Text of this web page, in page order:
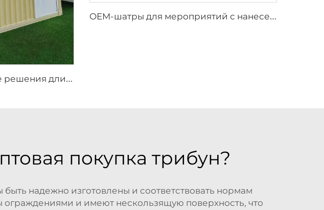
С
кладные контейнерные решения длиной 20 футов | Модульный прочный металлический дом для строительных офисов и промышленных складских проектов
O
EM-шатры для мероприятий с нанесением логотипа | Быстросборные модульные конструкции для крупномасштабных открытых праздников и фестивалей
покупка трибун?
надежно изготовлены и соответствовать нормам
и имеют нескользящую поверхность, что